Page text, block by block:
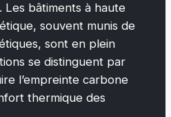
bâtiments à haute
souvent munis de
sont en plein
se distinguent par
l’empreinte carbone
thermique des